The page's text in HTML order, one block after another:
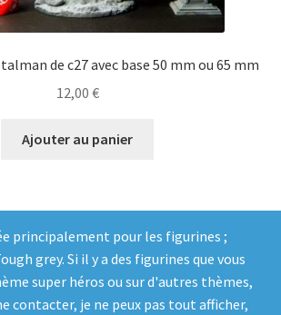
principalement pour les figurines ;
grey. Si il y a des figurines que vous
super héros ou sur d'autres thèmes,
contacter, je ne peux pas tout afficher,
de c27 avec base 50 mm ou 65 mm
12,00 €
Ajouter au panier